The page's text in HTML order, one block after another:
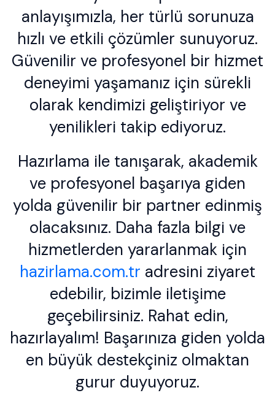
anlayışımızla, her türlü sorunuza
hızlı ve etkili çözümler sunuyoruz.
Güvenilir ve profesyonel bir hizmet
deneyimi yaşamanız için sürekli
olarak kendimizi geliştiriyor ve
yenilikleri takip ediyoruz.
Hazırlama ile tanışarak, akademik
ve profesyonel başarıya giden
yolda güvenilir bir partner edinmiş
olacaksınız. Daha fazla bilgi ve
hizmetlerden yararlanmak için
hazirlama.com.tr adresini ziyaret
edebilir, bizimle iletişime
geçebilirsiniz. Rahat edin,
hazırlayalım! Başarınıza giden yolda
en büyük destekçiniz olmaktan
gurur duyuyoruz.